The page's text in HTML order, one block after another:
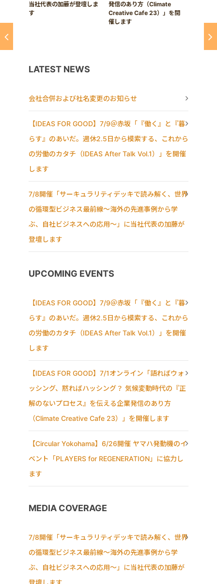
当社代表の加藤が登壇しま
す
発信のあり方（Climate
Creative Cafe 23）」を開
催します
LATEST NEWS
会社合併および社名変更のお知らせ
【IDEAS FOR GOOD】7/9＠赤坂「『働く』と『暮
らす』のあいだ。週休2.5日から模索する、これから
の労働のカタチ（IDEAS After Talk Vol.1）」を開催
します
7/8開催「サーキュラリティデッキで読み解く、世界
の循環型ビジネス最前線〜海外の先進事例から学
ぶ、自社ビジネスへの応用〜」に当社代表の加藤が
登壇します
UPCOMING EVENTS
【IDEAS FOR GOOD】7/9＠赤坂「『働く』と『暮
らす』のあいだ。週休2.5日から模索する、これから
の労働のカタチ（IDEAS After Talk Vol.1）」を開催
します
【IDEAS FOR GOOD】7/1オンライン「語ればウォ
ッシング、黙ればハッシング？ 気候変動時代の『正
解のないプロセス』を伝える企業発信のあり方
（Climate Creative Cafe 23）」を開催します
【Circular Yokohama】6/26開催 ヤマハ発動機のイ
ベント「PLAYERS for REGENERATION」に協力し
ます
MEDIA COVERAGE
7/8開催「サーキュラリティデッキで読み解く、世界
の循環型ビジネス最前線〜海外の先進事例から学
ぶ、自社ビジネスへの応用〜」に当社代表の加藤が